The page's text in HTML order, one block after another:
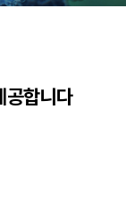
공합니다